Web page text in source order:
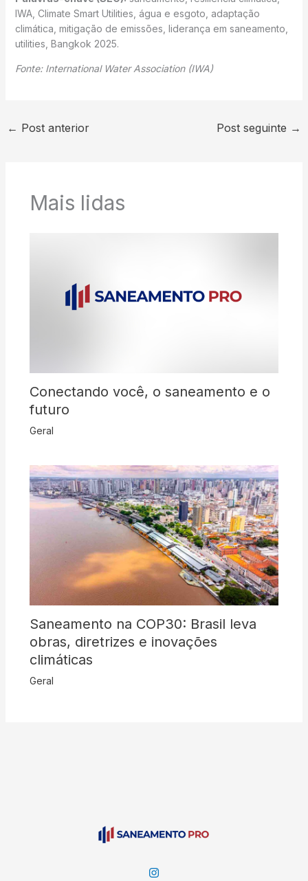
IWA, Climate Smart Utilities, água e esgoto, adaptação
climática, mitigação de emissões, liderança em saneamento,
utilities, Bangkok 2025.
Fonte: International Water Association (IWA)
← Post anterior Post seguinte →
Mais lidas
Conectando você, o saneamento e o
futuro
Geral
Saneamento na COP30: Brasil leva
obras, diretrizes e inovações
climáticas
Geral